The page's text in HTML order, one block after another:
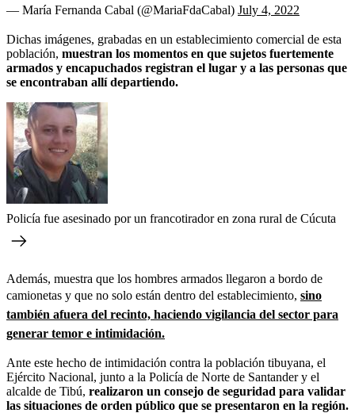
— María Fernanda Cabal (@MariaFdaCabal) July 4, 2022
Dichas imágenes, grabadas en un establecimiento comercial de esta
población, muestran los momentos en que sujetos fuertemente
armados y encapuchados registran el lugar y a las personas que
se encontraban allí departiendo.
Policía fue asesinado por un francotirador en zona rural de Cúcuta
Además, muestra que los hombres armados llegaron a bordo de
camionetas y que no solo están dentro del establecimiento, sino
también afuera del recinto, haciendo vigilancia del sector para
generar temor e intimidación.
Ante este hecho de intimidación contra la población tibuyana, el
Ejército Nacional, junto a la Policía de Norte de Santander y el
alcalde de Tibú, realizaron un consejo de seguridad para validar
las situaciones de orden público que se presentaron en la región.